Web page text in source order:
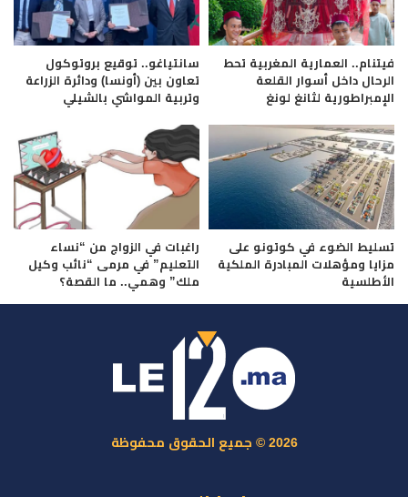
فيتنام.. العمارية المغربية تحط
الرحال داخل أسوار القلعة
الإمبراطورية لثانغ لونغ
سانتياغو.. توقيع بروتوكول
تعاون بين (أونسا) ودائرة الزراعة
وتربية المواشي بالشيلي
تسليط الضوء في كوتونو على
مزايا ومؤهلات المبادرة الملكية
الأطلسية
راغبات في الزواج من “نساء
التعليم” في مرمى “نائب وكيل
ملك” وهمي.. ما القصة؟
2026 © جميع الحقوق محفوظة